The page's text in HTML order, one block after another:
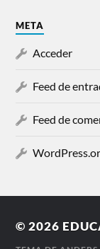
META
Acceder
Feed de
Feed de
© 2026